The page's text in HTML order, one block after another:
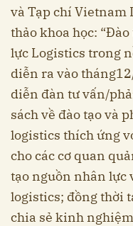
và Tạp chí Vietnam
thảo khoa học:
lực Logistics trong
diễn ra vào
diễn đàn tư vấn/
sách về đào tạo và
logistics thích ứng
cho các cơ quan
tạo nguồn nhân lực
logistics; đồng thời
chia sẻ kinh